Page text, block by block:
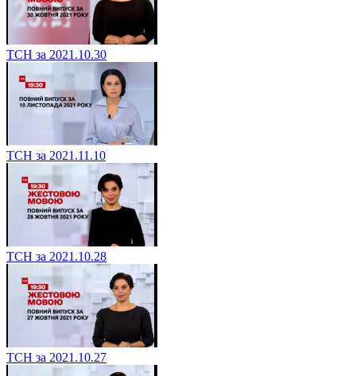
ТСН за 2021.10.30
ТСН за 2021.11.10
ТСН за 2021.10.28
ТСН за 2021.10.27